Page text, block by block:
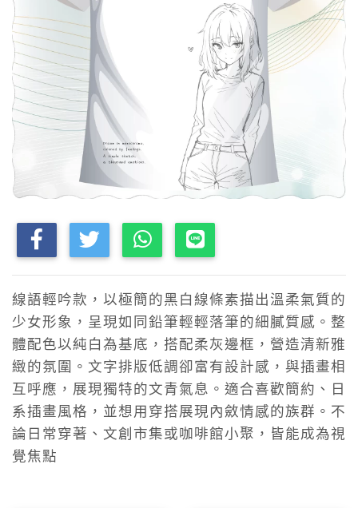
線語輕吟款，以極簡的黑白線條素描出溫柔氣質的
少女形象，呈現如同鉛筆輕輕落筆的細膩質感。整
體配色以純白為基底，搭配柔灰邊框，營造清新雅
緻的氛圍。文字排版低調卻富有設計感，與插畫相
互呼應，展現獨特的文青氣息。適合喜歡簡約、日
系插畫風格，並想用穿搭展現內斂情感的族群。不
論日常穿著、文創市集或咖啡館小聚，皆能成為視
覺焦點